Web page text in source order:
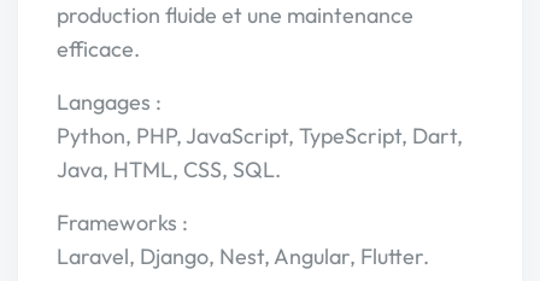
production fluide et une maintenance
efficace.
Langages :
Python, PHP, JavaScript, TypeScript, Dart,
Java, HTML, CSS, SQL.
Frameworks :
Laravel, Django, Nest, Angular, Flutter.